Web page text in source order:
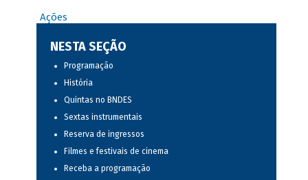
Ações
NESTA SEÇÃO
Programação
História
Quintas no BNDES
Sextas instrumentais
Reserva de ingressos
Filmes e festivais de cinema
Receba a programação